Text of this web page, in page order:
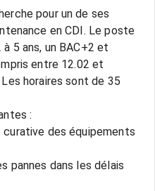
pour un de ses
en CDI. Le poste
5 ans, un BAC+2 et
entre 12.02 et
horaires sont de 35
:
des équipements
pannes dans les délais